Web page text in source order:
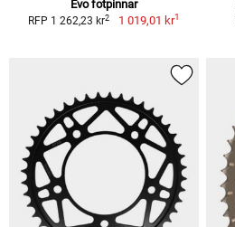
Evo fotpinnar
RFP 1 262,23 kr2 1 019,01 kr1